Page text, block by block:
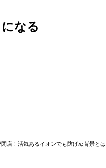
なる
店！活気あるイオンでも防げぬ背景とは